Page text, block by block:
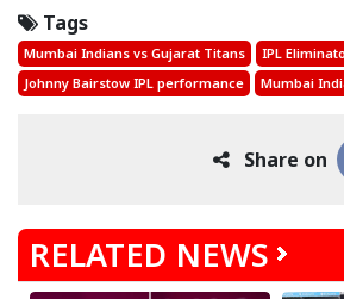
Tags
Mumbai Indians vs Gujarat Titans IPL
Johnny Bairstow IPL performance
Mumbai
Share on
RELATED NEWS